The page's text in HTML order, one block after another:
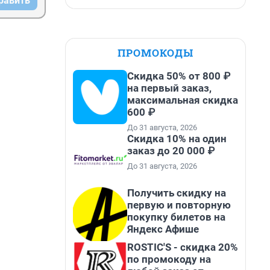
ПРОМОКОДЫ
Скидка 50% от 800 ₽
на первый заказ,
максимальная скидка
600 ₽
До 31 августа, 2026
Скидка 10% на один
заказ до 20 000 ₽
До 31 августа, 2026
Получить скидку на
первую и повторную
покупку билетов на
Яндекс Афише
ROSTIC'S - скидка 20%
по промокоду на